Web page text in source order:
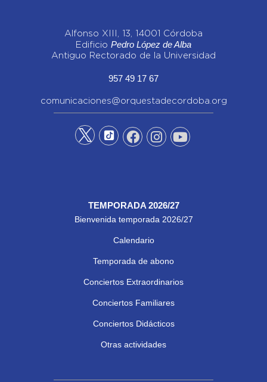
Alfonso XIII, 13, 14001 Córdoba
Edificio Pedro López de Alba
Antiguo Rectorado de la Universidad
957 49 17 67
comunicaciones@orquestadecordoba.org
TEMPORADA 2026/27
Bienvenida temporada 2026/27
Calendario
Temporada de abono
Conciertos Extraordinarios
Conciertos Familiares
Conciertos Didácticos
Otras actividades